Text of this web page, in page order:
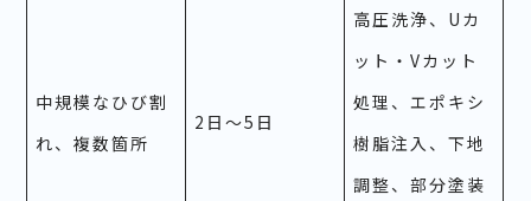
中規模なひび割
れ、複数箇所
2日～5日
高圧洗浄、Uカ
ット・Vカット
処理、エポキシ
樹脂注入、下地
調整、部分塗装